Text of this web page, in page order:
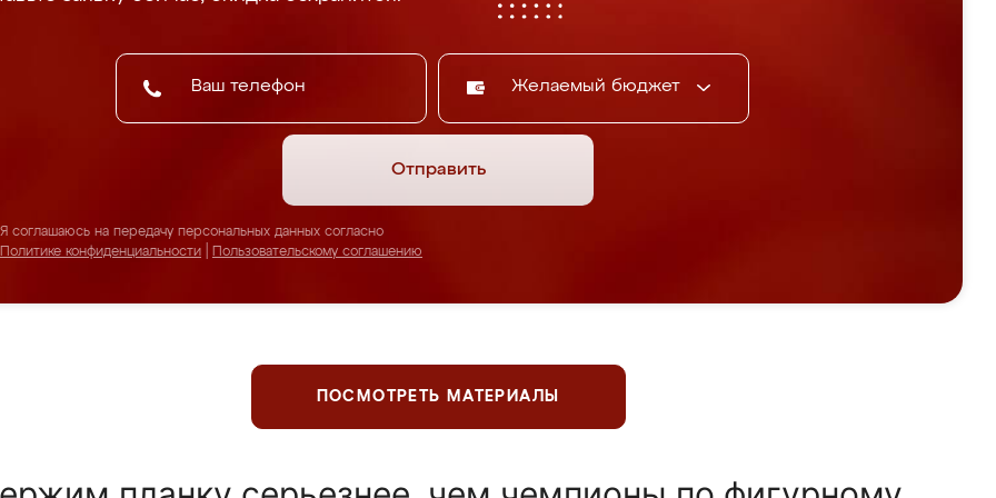
Желаемый бюджет
Отправить
Я соглашаюсь на передачу персональных данных согласно
Политике конфиденциальности
Пользовательскому соглашению
ПОСМОТРЕТЬ МАТЕРИАЛЫ